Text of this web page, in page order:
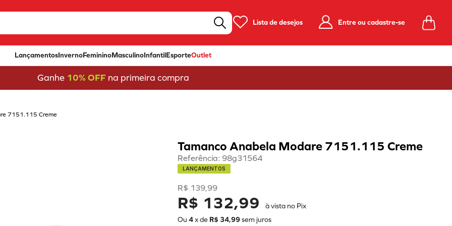
Lista de desejos Entre ou cadastre-se
LançamentosInvernoFemininoMasculinoInfantilEsporteOutlet
Ganhe 10% OFFna primeira compra
7151.115 Creme
Tamanco Anabela Modare 7151.115 Creme
Referência: 98g31564
LANÇAMENTOS
R$ 139,99
R$ 132,99
à vista no Pix
Ou4x de R$ 34,99sem juros